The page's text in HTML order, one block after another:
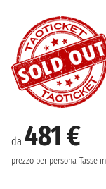
da 481 €
prezzo per persona Tasse